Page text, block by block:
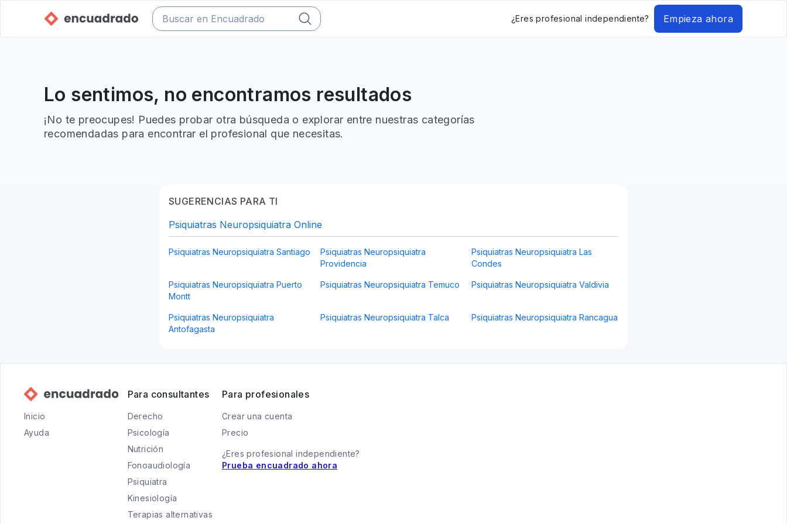
¿Eres profesional independiente? Empieza ahora
Lo sentimos, no encontramos resultados
¡No te preocupes! Puedes probar otra búsqueda o explorar entre nuestras categorías
recomendadas para encontrar el profesional que necesitas.
SUGERENCIAS PARA TI
Psiquiatras Neuropsiquiatra Online
Psiquiatras Neuropsiquiatra Santiago
Psiquiatras Neuropsiquiatra
Providencia
Psiquiatras Neuropsiquiatra Las
Condes
Psiquiatras Neuropsiquiatra Puerto
Montt
Psiquiatras Neuropsiquiatra Temuco Psiquiatras Neuropsiquiatra Valdivia
Psiquiatras Neuropsiquiatra
Antofagasta
Psiquiatras Neuropsiquiatra Talca Psiquiatras Neuropsiquiatra Rancagua
Inicio
Ayuda
Para consultantes
Derecho
Psicología
Nutrición
Fonoaudiología
Psiquiatra
Kinesiología
Terapias alternativas
Para profesionales
Crear una cuenta
Precio
¿Eres profesional independiente?
Prueba encuadrado ahora